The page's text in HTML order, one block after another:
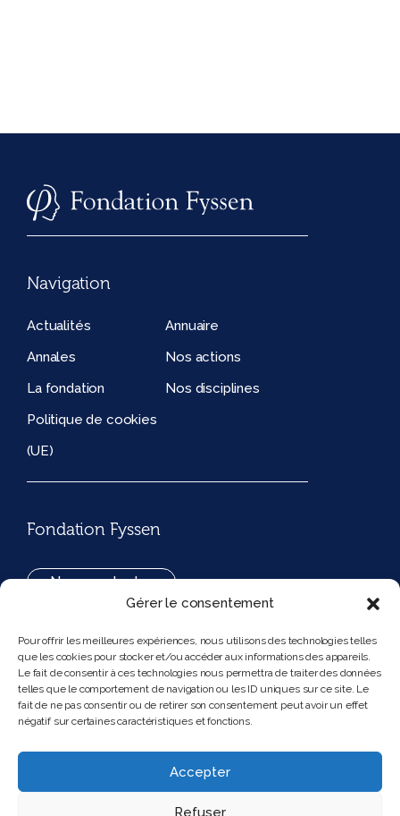
Gérer le consentement
Pour offrir les meilleures expériences, nous utilisons des technologies telles
que les cookies pour stocker et/ou accéder aux informations des appareils.
Le fait de consentir à ces technologies nous permettra de traiter des données
telles que le comportement de navigation ou les ID uniques sur ce site. Le
fait de ne pas consentir ou de retirer son consentement peut avoir un effet
négatif sur certaines caractéristiques et fonctions.
Accepter
Refuser
Navigation
Actualités
Annuaire
Annales
Nos actions
La fondation
Nos disciplines
Politique de cookies
(UE)
Fondation Fyssen
Nous contacter
194, rue de Rivoli 75001 Paris France
Nous suivre